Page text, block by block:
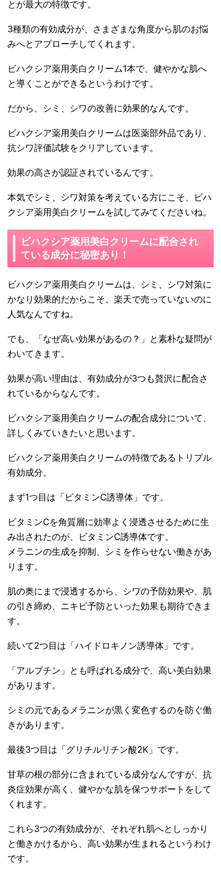
とが最大の特徴です。
3種類の有効成分が、さまざまな角度から肌のお悩
みへとアプローチしてくれます。
ビハクシア薬用美白クリーム1本で、健やかな肌へ
と導くことができるというわけです。
だから、シミ、シワの改善に効果的なんです。
ビハクシア薬用美白クリームは医薬部外品であり、
抗シワ評価試験をクリアしています。
効果の高さが認証されているんです。
本気でシミ、シワ対策を考えている方にこそ、ビハ
クシア薬用美白クリームを試してみてくださいね。
ビハクシア薬用美白クリームに配合され
ている成分に秘密あり！
ビハクシア薬用美白クリームは、シミ、シワ対策に
かなり効果的だからこそ、楽天で売っていないのに
人気なんですね。
でも、「なぜ高い効果があるの？」と素朴な疑問が
わいてきます。
効果が高い理由は、有効成分が3つも贅沢に配合さ
れているからなんです。
ビハクシア薬用美白クリームの配合成分について、
詳しくみていきたいと思います。
ビハクシア薬用美白クリームの特徴であるトリプル
有効成分。
まず1つ目は「ビタミンC誘導体」です。
ビタミンCを角質層に効率よく浸透させるために生
み出されたのが、ビタミンC誘導体です。
メラニンの生成を抑制、シミを作らせない働きがあ
ります。
肌の奥にまで浸透するから、シワの予防効果や、肌
の引き締め、ニキビ予防といった効果も期待できま
す。
続いて2つ目は「ハイドロキノン誘導体」です。
「アルブチン」とも呼ばれる成分で、高い美白効果
があります。
シミの元であるメラニンが黒く変色するのを防ぐ働
きがあります。
最後3つ目は「グリチルリチン酸2K」です。
甘草の根の部分に含まれている成分なんですが、抗
炎症効果が高く、健やかな肌を保つサポートをして
くれます。
これら3つの有効成分が、それぞれ肌へとしっかり
と働きかけるから、高い効果が生まれるというわけ
です。